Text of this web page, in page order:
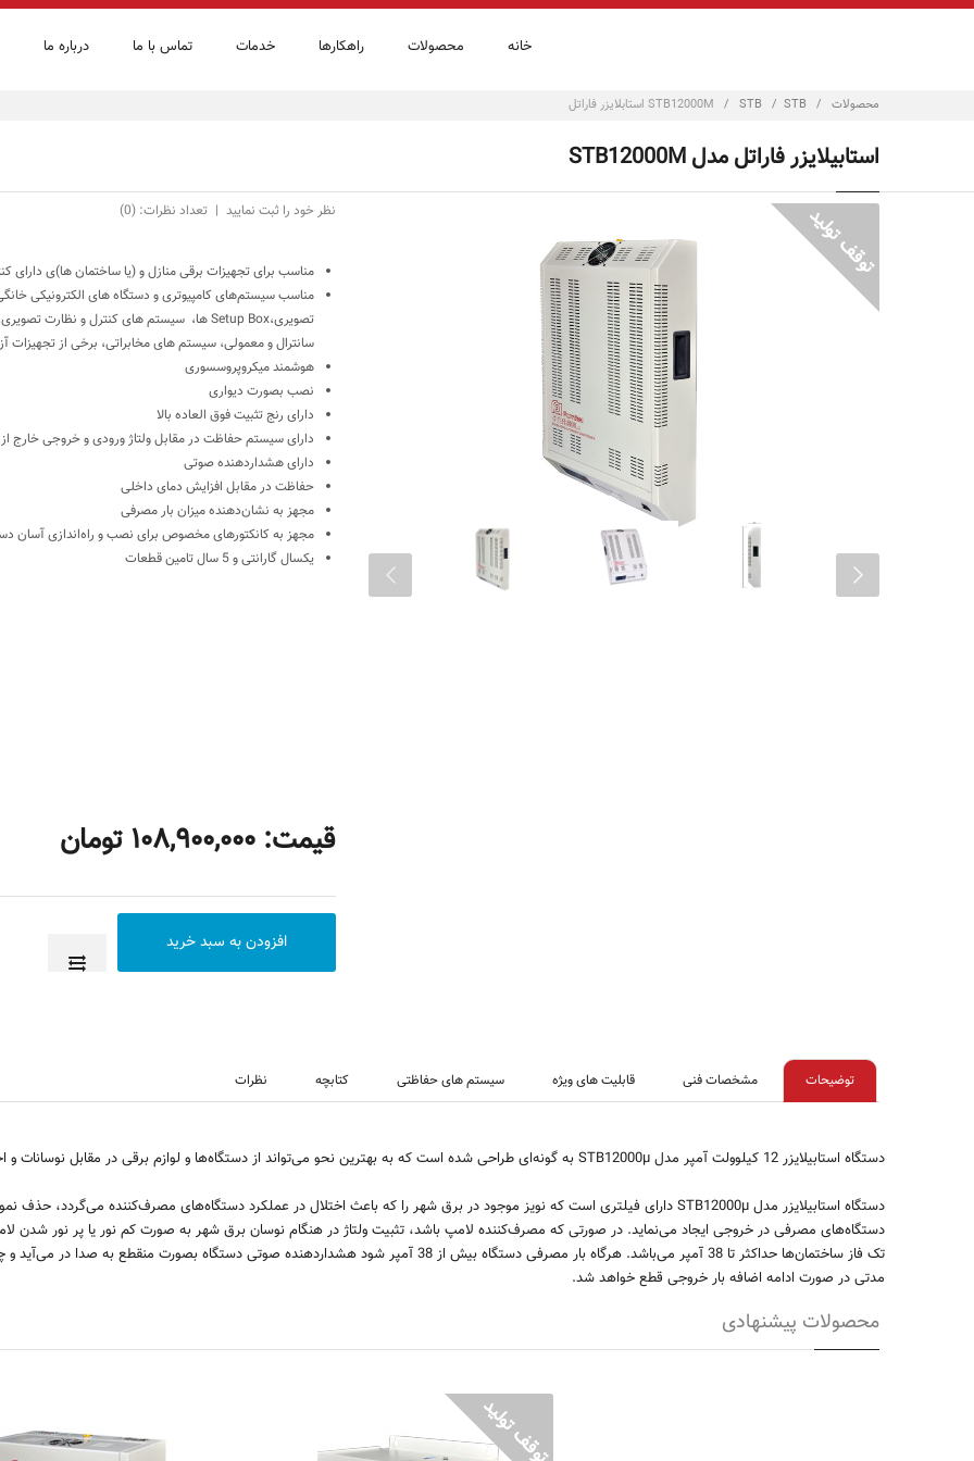
خانه محصولات راهكارها خدمات تماس با ما درباره ما
محصولات /
STB
/
STB
/ STB12000M استابلایزر فاراتل
استابیلایزر فاراتل مدل STB12000M
نظر خود را ثبت نمایید | تعداد نظرات: (0)
مناسب برای تجهیزات برقی منازل و (یا ساختمان ها)ی دارای
مناسب سیستم‌های کامپیوتری و دستگاه های الکترونیکی
تصویری،Setup Boxها، سیستم های کنترل و نظارت
سانترال و معمولی، سیستم های مخابراتی، برخی از تجهیزات
هوشمند میکروپروسسوری
نصب بصورت دیواری
دارای رنج تثبیت فوق العاده بالا
دارای سیستم حفاظت در مقابل ولتاژ ورودی و خروجی خارج
دارای هشداردهنده صوتی
حفاظت در مقابل افزایش دمای داخلی
مجهز به نشان‌دهنده میزان بار مصرفی
مجهز به کانکتورهای مخصوص برای نصب و راه‌اندازی آسان
یکسال گارانتی و 5 سال تامین قطعات
قیمت: 108,900,000 تومان
توضیحات مشخصات فنی قابلیت های ویژه سیستم های حفاظتی کتابچه نظرات
دستگاه استابیلایزر 12 کیلوولت آمپر مدل STB12000µ به گونه‌ای طراحی شده است که به بهترین نحو می‌تواند از دستگاه‌ها و لوازم برقی در مقابل نوسانات و اختلالات برق شهر و خطرات ناشی از از رعد برق و... محافظت نماید.
دستگاه استابیلایزر مدل STB12000µ دارای فیلتری است که نویز موجود در برق شهر را که باعث اختلال در عملکرد دستگاه‌های مصرف‌کننده می‌گردد، حذف
دستگاه‌های مصرفی در خروجی ایجاد می‌نماید. در صورتی که مصرف‌کننده لامپ باشد، تثبیت ولتاژ در هنگام نوسان برق شهر به صورت کم نور یا پر نور
مدتی در صورت ادامه اضافه بار خروجی قطع خواهد شد.
محصولات پیشنهادی
ترانس مناسب تجهیزات برقی منازل تا
ترانس مناسب تجهیزات برقی منازل تا 25 آمپر